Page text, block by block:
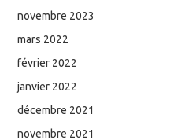
novembre 2023
mars 2022
février 2022
janvier 2022
décembre 2021
novembre 2021